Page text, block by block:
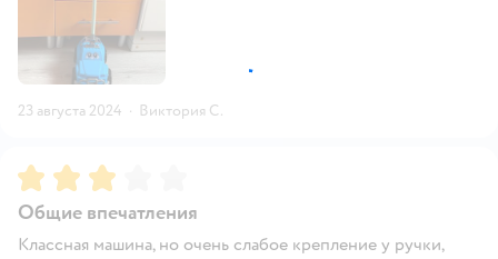
23 августа 2024 · Виктория С.
Рейтинг:3
Общие впечатления
Классная машина, но очень слабое крепление у ручки,